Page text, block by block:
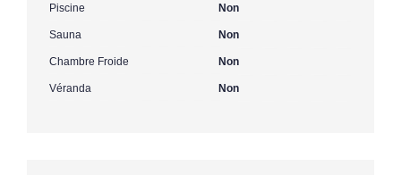
Piscine Non
Sauna Non
Chambre Froide Non
Véranda Non